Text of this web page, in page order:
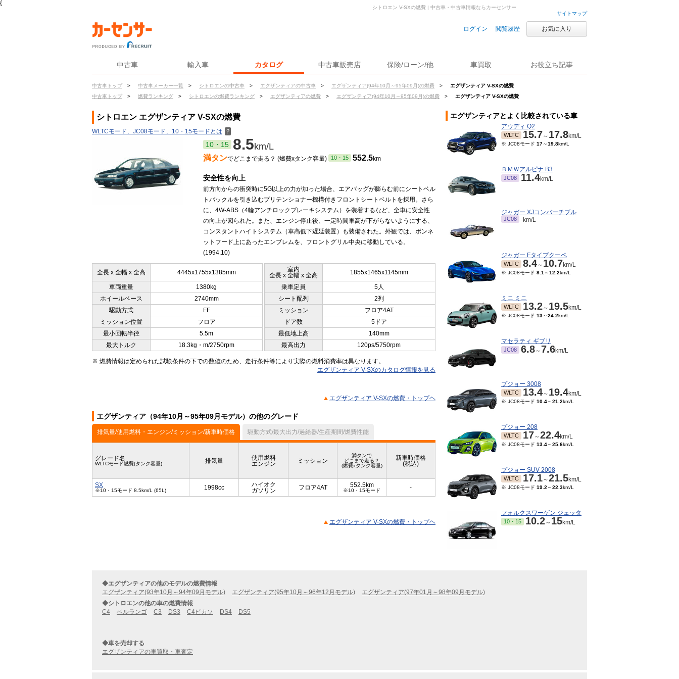
{
サイトマップ
ログイン 閲覧履歴 お気に入り
中古車 輸入車 カタログ 中古車販売店 保険/ローン/他 車買取 お役立ち記事
中古車トップ > 中古車メーカー一覧 > シトロエンの中古車 > エグザンティアの中古車 > エグザンティア(94年10月～95年09月)の燃費 >
エグザンティア V-SXの燃費
中古車トップ
> 燃費ランキング > シトロエンの燃費ランキング > エグザンティアの燃費 > エグザンティア(94年10月～95年09月)の燃費 > エグザンティア V-SXの燃費
シトロエン V-SXの燃費 | 中古車・中古車情報ならカーセンサー
シトロエン エグザンティア V-SXの燃費
WLTCモード、JC08モード、10・15モードとは ？
10・15 8.5km/L
満タンでどこまで走る？ (燃費xタンク容量) 10・15 552.5km
安全性を向上
前方向からの衝突時に5G以上の力が加った場合、エアバッグが膨らむ前にシートベル
トバックルを引き込むプリテンショナー機構付きフロントシートベルトを採用。さら
に、4W-ABS（4輪アンチロックブレーキシステム）を装着するなど、全車に安全性
の向上が図られた。また、エンジン停止後、一定時間車高が下がらないようにする、
コンスタントハイトシステム（車高低下遅延装置）も装備された。外観では、ボンネ
ットフード上にあったエンブレムを、フロントグリル中央に移動している。
(1994.10)
全長 x 全幅 x 全高 4445x1755x1385mm
室内
全長 x 全幅 x 全高
1855x1465x1145mm
車両重量 1380kg 乗車定員
5人
ホイールベース
2740mm シート配列
2列
駆動方式
FF ミッション
フロア4AT
ミッション位置
フロア ドア数
5ドア
最小回転半径
5.5m 最低地上高
140mm
最大トルク
18.3kg・m/2750rpm 最高出力 120ps/5750rpm
※ 燃費情報は定められた試験条件の下での数値のため、走行条件等により実際の燃料消費率は異なります。
エグザンティア V-SXのカタログ情報を見る
エグザンティア V-SXの燃費・トップヘ
エグザンティア（94年10月～95年09月モデル）の他のグレード
排気量/使用燃料・エンジン/ミッション/新車時価格 駆動方式/最大出力/過給器/生産期間/燃費性能
グレード名
WLTCモード燃費(タンク容量) 排気量
使用燃料
エンジン
ミッション
満タンで
どこまで走る？
(燃費xタンク容量)
新車時価格
(税込)
SX
※10・15モード 8.5km/L (65L) 1998cc
ハイオク
ガソリン
フロア4AT 552.5km
※10・15モード -
エグザンティア V-SXの燃費・トップヘ
エグザンティアとよく比較されている車
アウディ Q2
WLTC 15.7～ 17.8km/L
※ JC08モード 17～19.8km/L
ＢＭＷアルピナ B3
JC08 11.4km/L
ジャガー XJコンバーチブル
JC08 -km/L
ジャガー Fタイプクーペ
WLTC 8.4～ 10.7km/L
※ JC08モード 8.1 ～12.2km/L
ミニ ミニ
WLTC 13.2～ 19.5km/L
※ JC08モード 13～24.2km/L
マセラティ ギブリ
JC08 6.8～7.6km/L
プジョー 3008
WLTC 13.4～ 19.4km/L
※ JC08モード 10.4～21.2km/L
プジョー 208
WLTC 17～22.4km/L
※ JC08モード 13.4～25.6km/L
プジョー SUV 2008
WLTC 17.1～21.5km/L
※ JC08モード 19.2 ～22.3km/L
フォルクスワーゲン ジェッタ
10・15 10.2～ 15km/L
◆エグザンティアの他のモデルの燃費情報
エグザンティア(93年10月～94年09月モデル)
エグザンティア(95年10月～96年12月モデル)
エグザンティア(97年01月～98年09月モデル)
◆シトロエンの他の車の燃費情報
C4
ベルランゴ C3 DS3 C4ピカソ DS4 DS5
◆車を売却する
エグザンティアの車買取・車査定